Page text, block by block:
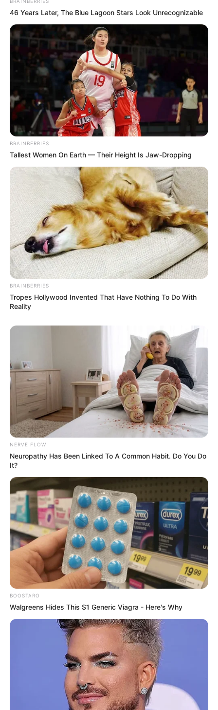
BRAINBERRIES
46 Years Later, The Blue Lagoon Stars Look Unrecognizable
BRAINBERRIES
Tallest Women On Earth — Their Height Is Jaw-Dropping
BRAINBERRIES
Tropes Hollywood Invented That Have Nothing To Do With
Reality
NERVE FLOW
Neuropathy Has Been Linked To A Common Habit. Do You Do
It?
BOOSTARO
Walgreens Hides This $1 Generic Viagra - Here's Why